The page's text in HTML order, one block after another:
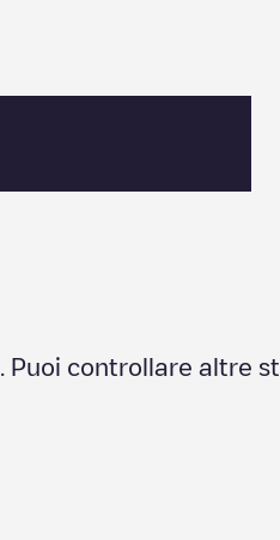
. Puoi controllare altre